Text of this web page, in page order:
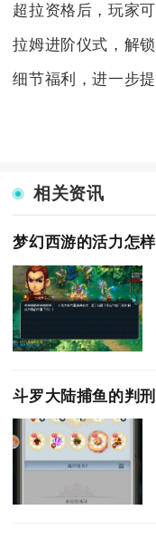
超拉资格后，玩家
拉姆进阶仪式，解
细节福利，进一步
相关资讯
梦幻西游的活力怎
斗罗大陆捕鱼的判